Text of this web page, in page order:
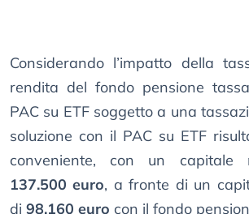
Considerando l’impatto della
rendita del fondo pensione
PAC su ETF soggetto a una
soluzione con il PAC su ETF
conveniente, con un
137.500 euro, a fronte di un
di 98.160 euro con il fondo